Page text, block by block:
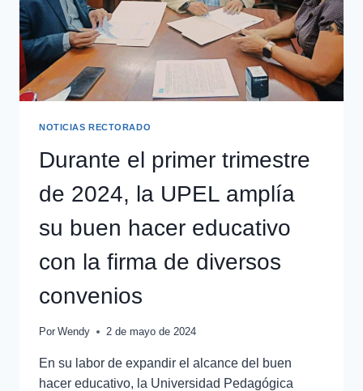
NOTICIAS RECTORADO
Durante el primer trimestre
de 2024, la UPEL amplía
su buen hacer educativo
con la firma de diversos
convenios
Por Wendy 2 de mayo de 2024
En su labor de expandir el alcance del buen
hacer educativo, la Universidad Pedagógica